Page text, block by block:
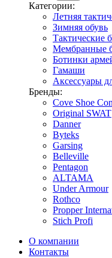
Категории:
Летняя
Зимняя обувь
Тактические
Мембранные
Ботинки
Гамаши
Аксессуары
Бренды:
Cove Shoe
Original SWAT
Danner
Byteks
Garsing
Belleville
Pentagon
ALTAMA
Under Armour
Rothco
Propper
Stich Profi
О компании
Контакты